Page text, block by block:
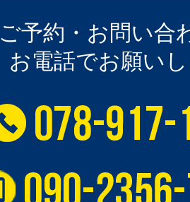
ご予約・お問い合
お電話でお願い